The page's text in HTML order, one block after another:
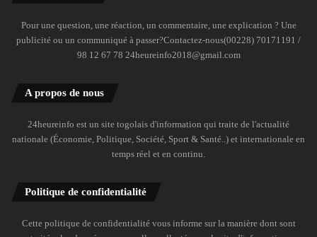
Pour une question, une réaction, un commentaire, une explication ? Une
publicité ou un communiqué à passer?Contactez-nous(00228) 70171191 /
98 12 67 78 24heureinfo2018@gmail.com
A propos de nous
24heureinfo est un site togolais d'information qui traite de l'actualité
nationale (Économie, Politique, Société, Sport & Santé..) et internationale en
temps réel et en continu.
Politique de confidentialité
Cette politique de confidentialité vous informe sur la manière dont sont